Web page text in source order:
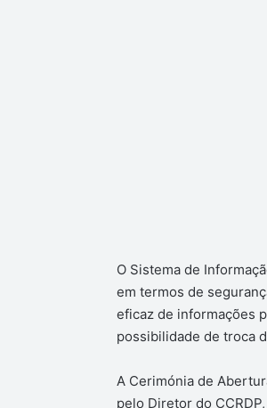
O Sistema de
em termos de
eficaz de informações
possibilidade de troca
A Cerimónia de
pelo Diretor do